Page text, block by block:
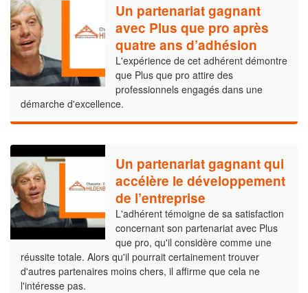
Un partenariat gagnant
avec Plus que pro après
quatre ans d’adhésion
L'expérience de cet adhérent démontre
que Plus que pro attire des
professionnels engagés dans une
démarche d'excellence.
Un partenariat gagnant qui
accélère le développement
de l’entreprise
L'adhérent témoigne de sa satisfaction
concernant son partenariat avec Plus
que pro, qu'il considère comme une
réussite totale. Alors qu'il pourrait certainement trouver
d'autres partenaires moins chers, il affirme que cela ne
l'intéresse pas.